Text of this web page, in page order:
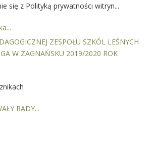
się z Polityką prywatności witryn...
ZESPOŁU SZKÓL LEŚNYCH
W ZAGNAŃSKU 2019/2020 ROK
RADY...